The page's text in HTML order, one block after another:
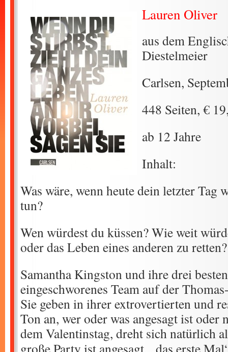
Lauren Oliver
aus dem
Diestelmeier
Carlsen,
448 Seiten, €
ab 12 Jahre
Inhalt:
Was wäre, wenn heute dein letzter Tag
tun?
Wen würdest du küssen? Wie weit
oder das Leben eines anderen zu retten?
Samantha Kingston und ihre drei
eingeschworenes Team auf der
Sie geben in ihrer extrovertierten und
Ton an, wer oder was angesagt ist
dem Valentinstag, dreht sich natürlich
große Party ist angesagt, „das erste